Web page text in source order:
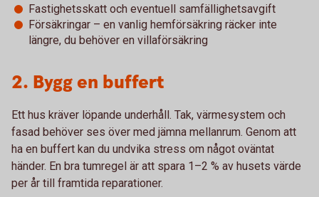
Fastighetsskatt och eventuell samfällighetsavgift
Försäkringar – en vanlig hemförsäkring räcker inte
längre, du behöver en villaförsäkring
2. Bygg en buffert
Ett hus kräver löpande underhåll. Tak, värmesystem och
fasad behöver ses över med jämna mellanrum. Genom att
ha en buffert kan du undvika stress om något oväntat
händer. En bra tumregel är att spara 1–2 % av husets värde
per år till framtida reparationer.